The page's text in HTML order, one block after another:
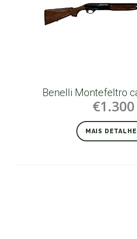
Benelli Montefeltro
€1.300
MAIS